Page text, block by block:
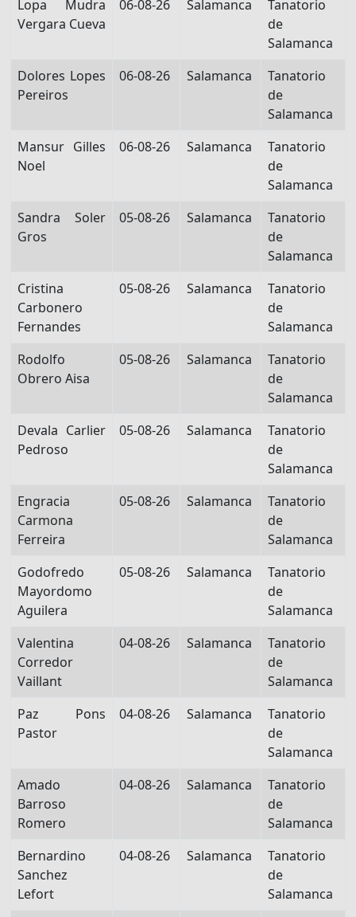
Lopa Mudra
Vergara Cueva
06-08-26 Salamanca
Tanatorio
de
Salamanca
Dolores Lopes
Pereiros
06-08-26 Salamanca
Tanatorio
de
Salamanca
Mansur Gilles
Noel
06-08-26 Salamanca
Tanatorio
de
Salamanca
Sandra Soler
Gros
05-08-26 Salamanca
Tanatorio
de
Salamanca
Cristina
Carbonero
Fernandes
05-08-26 Salamanca
Tanatorio
de
Salamanca
Rodolfo
Obrero Aisa
05-08-26 Salamanca
Tanatorio
de
Salamanca
Devala Carlier
Pedroso
05-08-26 Salamanca
Tanatorio
de
Salamanca
Engracia
Carmona
Ferreira
05-08-26 Salamanca
Tanatorio
de
Salamanca
Godofredo
Mayordomo
Aguilera
05-08-26 Salamanca
Tanatorio
de
Salamanca
Valentina
Corredor
Vaillant
04-08-26 Salamanca
Tanatorio
de
Salamanca
Paz Pons
Pastor
04-08-26 Salamanca
Tanatorio
de
Salamanca
Amado
Barroso
Romero
04-08-26 Salamanca
Tanatorio
de
Salamanca
Bernardino
Sanchez
Lefort
04-08-26 Salamanca
Tanatorio
de
Salamanca